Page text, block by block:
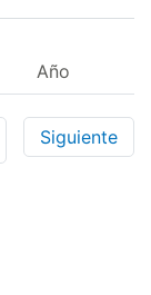
Año
Siguiente